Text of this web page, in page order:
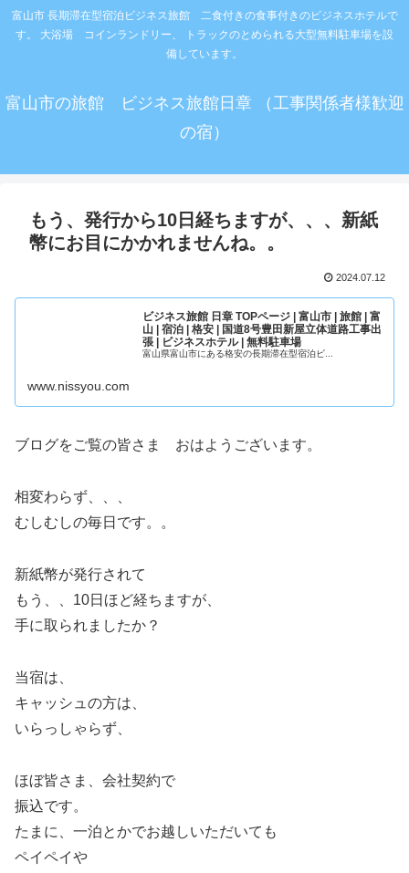
富山市 長期滞在型宿泊ビジネス旅館 二食付きの食事付きのビジネスホテルで
す。 大浴場 コインランドリー、 トラックのとめられる大型無料駐車場を設
備しています。
富山市の旅館 ビジネス旅館日章 （工事関係者様歓迎
の宿）
もう、発行から10日経ちますが、、、新紙
幣にお目にかかれませんね。。
2024.07.12
ビジネス旅館 日章 TOPページ | 富山市 | 旅館 | 富
山 | 宿泊 | 格安 | 国道8号豊田新屋立体道路工事出
張 | ビジネスホテル | 無料駐車場
富山県富山市にある格安の長期滞在型宿泊ビ...
www.nissyou.com
ブログをご覧の皆さま おはようございます。
相変わらず、、、
むしむしの毎日です。。
新紙幣が発行されて
もう、、10日ほど経ちますが、
手に取られましたか？
当宿は、
キャッシュの方は、
いらっしゃらず、
ほぼ皆さま、会社契約で
振込です。
たまに、一泊とかでお越しいただいても
ペイペイや